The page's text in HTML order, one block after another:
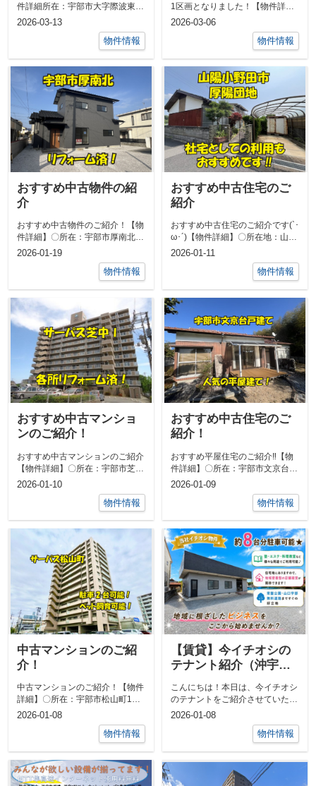
件詳細所在：宇部市大字際波東際
波台8-3-5価格：1280万円間取：
2026-03-13
物件情報
1区画となりました！【物件詳
細】〇所在：宇部市大字沖宇部
2026-03-06
物件情報
おすすめ中古物件の紹
介
おすすめ中古物件のご紹介！【物
件詳細】〇所在：宇部市厚南北１
丁目〇間取：3LDK〇価格：1498
2026-01-19
物件情報
おすすめ中古住宅のご
紹介
おすすめ中古住宅のご紹介です(`･
ω･´)【物件詳細】〇所在地：山陽
小野田市厚陽団地〇間取：6DK
2026-01-11
物件情報
おすすめ中古マンショ
ンのご紹介！
おすすめ中古マンションのご紹介
【物件詳細】〇所在：宇部市芝中
町11-45サーパス宇部芝中Ⅰ 1
2026-01-10
物件情報
おすすめ中古住宅のご
紹介！
おすすめ平屋住宅のご紹介‼【物
件詳細】〇所在：宇部市文京台3
丁目〇間取：4DK〇築年月：
2026-01-09
物件情報
中古マンションのご紹
介！
中古マンションのご紹介！【物件
詳細】〇所在：宇部市松山町1丁
目 サーパス松山5階〇価格：
2026-01-08
物件情報
【賃貸】今イチオシの
テナント紹介（沖宇
こんにちは！本日は、今イチオシ
のテナントをご紹介させていただ
きます(^^)/＜物件情報＞物件名：
2026-01-08
物件情報